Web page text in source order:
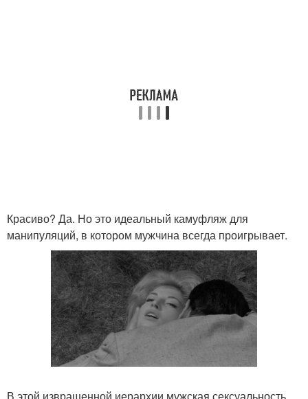
Красиво? Да. Но это идеальный камуфляж для
манипуляций, в котором мужчина всегда проигрывает.
В этой извращенной иерархии мужская сексуальность